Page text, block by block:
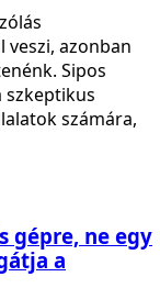
azonban
Sipos
szkeptikus
számára,
gépre, ne egy
a